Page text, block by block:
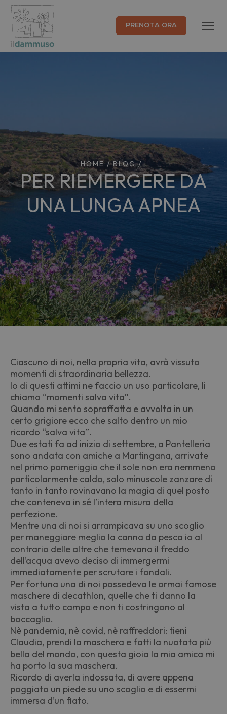
PRENOTA ORA
HOME/BLOG/
PER RIEMERGERE DA
UNA LUNGA APNEA
Ciascuno di noi, nella propria vita, avrà vissuto
momenti di straordinaria bellezza.
Io di questi attimi ne faccio un uso particolare, li
chiamo “momenti salva vita”.
Quando mi sento sopraffatta e avvolta in un
certo grigiore ecco che salto dentro un mio
ricordo “salva vita”.
Due estati fa ad inizio di settembre, a Pantelleria
sono andata con amiche a Martingana, arrivate
nel primo pomeriggio che il sole non era nemmeno
particolarmente caldo, solo minuscole zanzare di
tanto in tanto rovinavano la magia di quel posto
che conteneva in sé l’intera misura della
perfezione.
Mentre una di noi si arrampicava su uno scoglio
per maneggiare meglio la canna da pesca io al
contrario delle altre che temevano il freddo
dell’acqua avevo deciso di immergermi
immediatamente per scrutare i fondali.
Per fortuna una di noi possedeva le ormai famose
maschere di decathlon, quelle che ti danno la
vista a tutto campo e non ti costringono al
boccaglio.
Nè pandemia, nè covid, nè raffreddori: tieni
Claudia, prendi la maschera e fatti la nuotata più
bella del mondo, con questa gioia la mia amica mi
ha porto la sua maschera.
Ricordo di averla indossata, di avere appena
poggiato un piede su uno scoglio e di essermi
immersa d’un fiato.